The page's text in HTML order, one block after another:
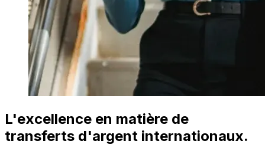
L'excellence en matière de
transferts d'argent internationaux.